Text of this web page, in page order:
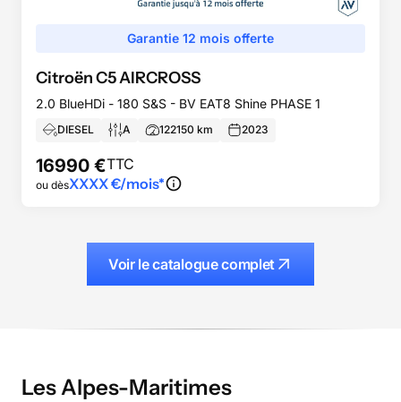
Garantie 12 mois offerte
CitroënC5 AIRCROSS
2.0 BlueHDi - 180 S&S - BV EAT8 Shine PHASE 1
DIESEL A 122150 km 2023
16990 €TTC
ou dèsXXXX€/mois*
Voir le catalogue complet
Les Alpes-Maritimes